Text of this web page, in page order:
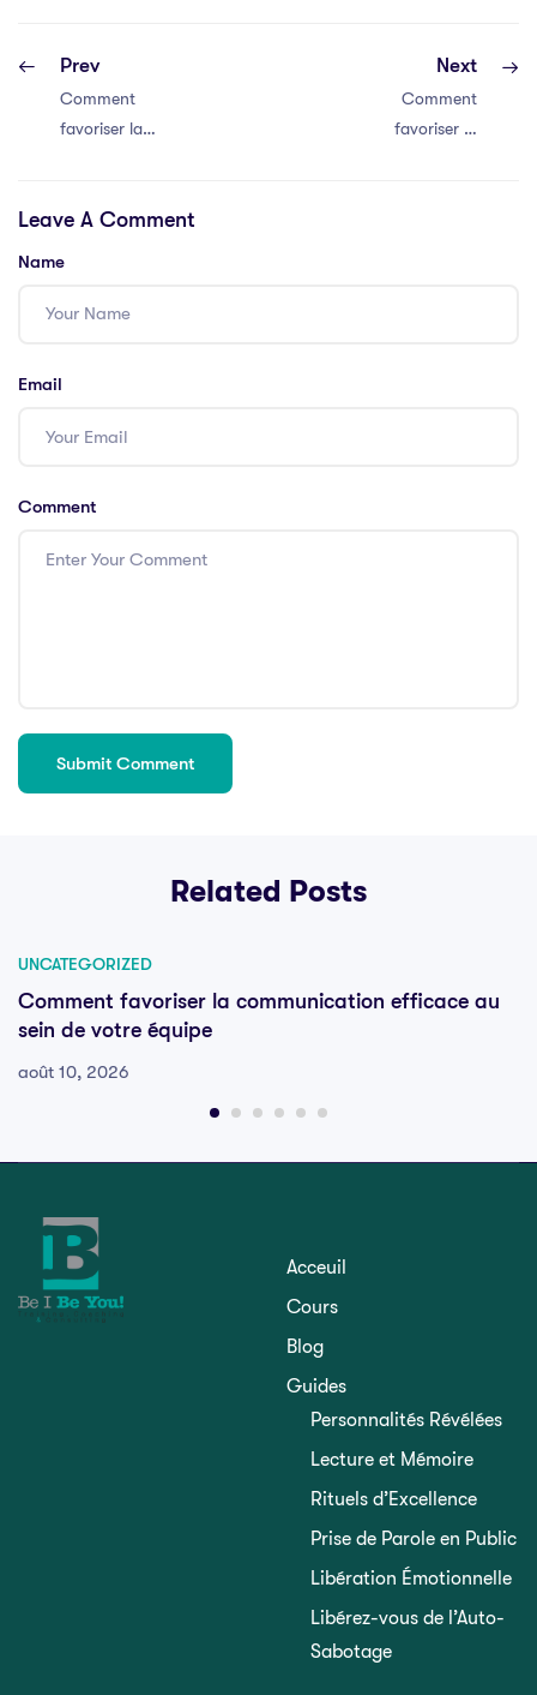
Prev
Comment
favoriser la
de votre équipe
Next
Comment
favoriser la
Leave A Comment
Name
Email
Comment
Related Posts
UNCATEGORIZED
Comment favoriser la communication efficace au
sein de votre équipe
août 10, 2026
Acceuil
Cours
Blog
Guides
Personnalités Révélées
Lecture et Mémoire
Rituels d’Excellence
Prise de Parole en Public
Libération Émotionnelle
Libérez-vous de l’Auto-
Sabotage